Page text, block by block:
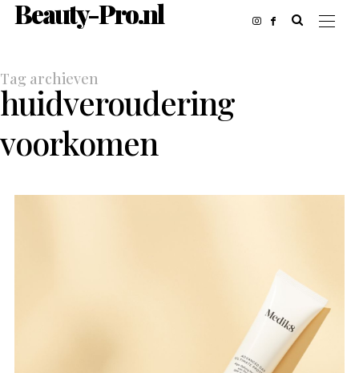
Beauty-Pro.nl
Tag archieven
huidveroudering
voorkomen